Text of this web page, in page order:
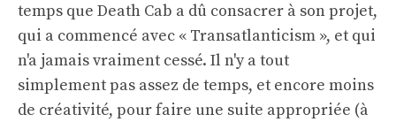
temps que Death Cab a dû consacrer à son projet,
qui a commencé avec « Transatlanticism », et qui
n'a jamais vraiment cessé. Il n'y a tout
simplement pas assez de temps, et encore moins
de créativité, pour faire une suite appropriée (à